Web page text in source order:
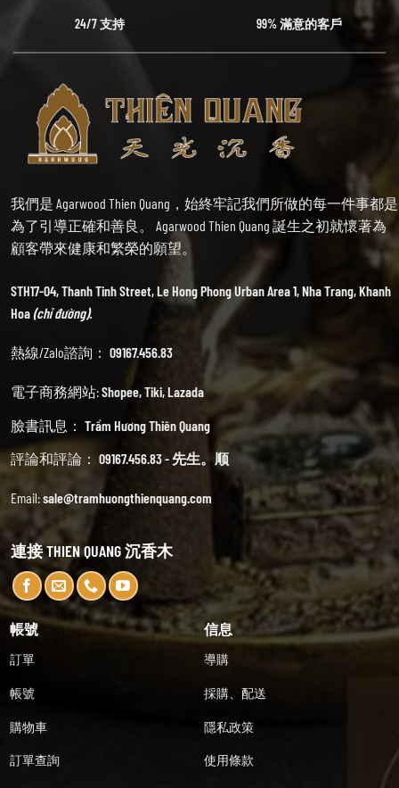
24/7 支持 99% 滿意的客戶
我們是 Agarwood Thien Quang，始終牢記我們所做的每一件事都是
為了引導正確和善良。 Agarwood Thien Quang 誕生之初就懷著為
顧客帶來健康和繁榮的願望。
STH17-04, Thanh Tinh Street, Le Hong Phong Urban Area 1, Nha Trang, Khanh
Hoa(chỉ đường).
熱線/Zalo諮詢： 09167.456.83
電子商務網站:Shopee,Tiki,Lazada
臉書訊息： Trầm Hương Thiên Quang
評論和評論： 09167.456.83 - 先生。顺
Email:sale@tramhuongthienquang.com
連接 THIEN QUANG 沉香木
帳號
訂單
帳號
購物車
訂單查詢
信息
導購
採購、配送
隱私政策
使用條款